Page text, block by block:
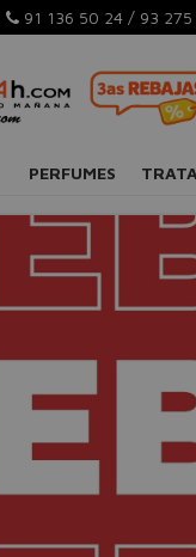
91 136 50 24 / 93
PERFUMES